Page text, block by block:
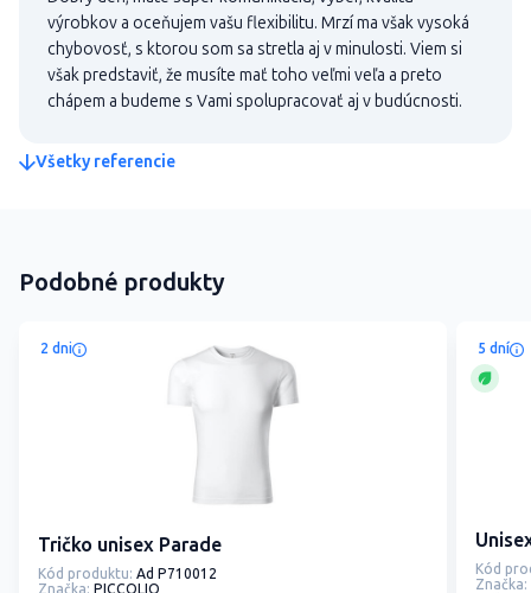
výrobkov a oceňujem vašu flexibilitu. Mrzí ma však vysoká
chybovosť, s ktorou som sa stretla aj v minulosti. Viem si
však predstaviť, že musíte mať toho veľmi veľa a preto
chápem a budeme s Vami spolupracovať aj v budúcnosti.
Všetky referencie
Podobné produkty
2 dni
Tričko unisex Parade
Kód produktu: Ad P710012
5 dní
Kód
Značka: